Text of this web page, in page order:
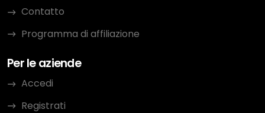
Contatto
Programma di affiliazione
Per le aziende
Accedi
Registrati